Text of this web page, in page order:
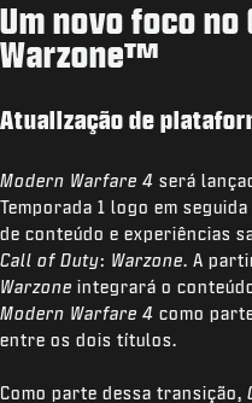
Um novo foco no
Warzone™
Atualização de
Modern Warfare 4 será
Temporada 1 logo em
de conteúdo e experiências
Call of Duty: Warzone. A
Warzone integrará o
Modern Warfare 4 como
entre os dois títulos.
Como parte dessa transição,